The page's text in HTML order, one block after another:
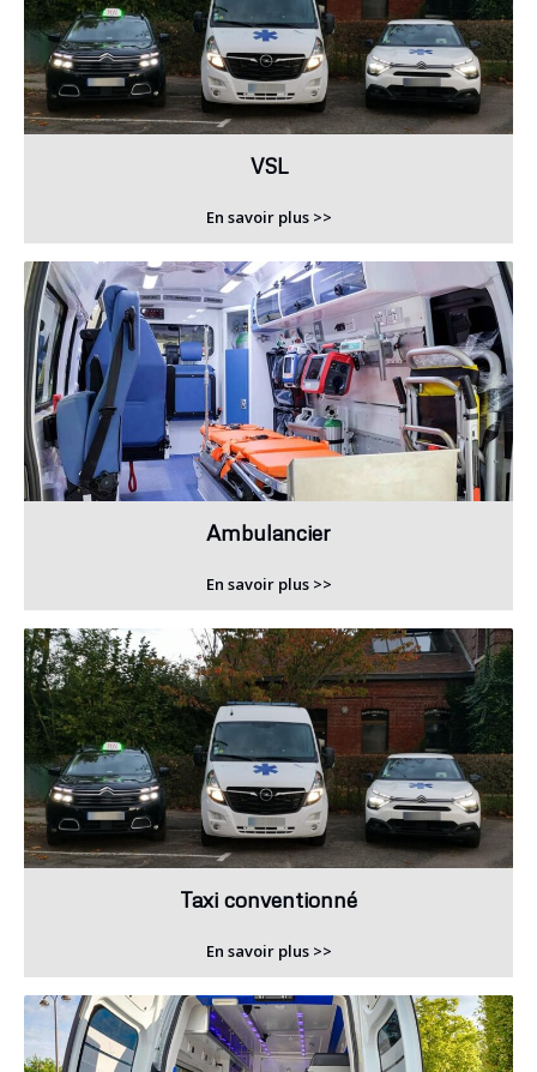
VSL
En savoir plus >>
Ambulancier
En savoir plus >>
Taxi conventionné
En savoir plus >>